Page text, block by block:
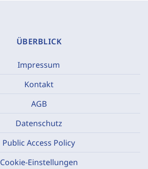
ÜBERBLICK
Impressum
Kontakt
AGB
Datenschutz
Public Access Policy
Cookie-Einstellungen